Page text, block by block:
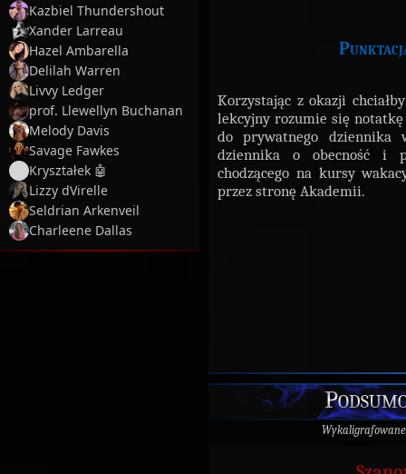
Kazbiel Thundershout
Xander Larreau
Hazel Ambarella
Delilah Warren
Livvy Ledger
prof. Llewellyn Buchanan
Melody Davis
Savage Fawkes
Kryształek 🤖
Lizzy dVirelle
Seldrian Arkenveil
Charleene Dallas
Korzystając z okazji
lekcyjny rozumie się notatkę
do prywatnego dziennika
dziennika o obecność i
chodzącego na kursy
przez stronę Akademii.